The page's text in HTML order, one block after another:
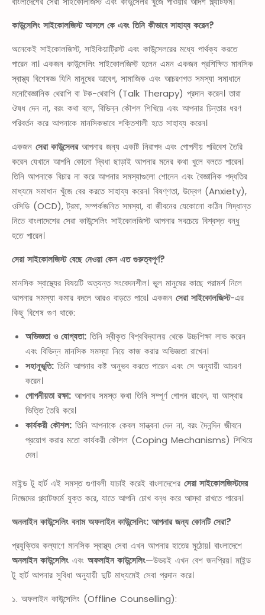
কাউন্সেলিং সাইকোলজিস্ট আসলে কে এবং তিনি কীভাবে সাহায্য করেন?
অনেকেই সাইকোলজিস্ট, সাইকিয়াট্রিস্ট এবং কাউন্সেলরের মধ্যে পার্থক্য করতে
পারেন না। একজন কাউন্সেলিং সাইকোলজিস্ট হলেন এমন একজন প্রশিক্ষিত মানসিক
স্বাস্থ্য বিশেষজ্ঞ যিনি মানুষের আবেগ, সামাজিক এবং আচরণগত সমস্যা সমাধানে
মনোবৈজ্ঞানিক থেরাপি বা টক-থেরাপি (Talk Therapy) প্রদান করেন। তারা
ঔষধ দেন না, বরং কথা বলে, বিভিন্ন কৌশল শিখিয়ে এবং আপনার চিন্তার ধরণ
পরিবর্তন করে আপনাকে মানসিকভাবে শক্তিশালী হতে সাহায্য করেন।
একজন সেরা কাউন্সেলরআপনার জন্য একটি নিরাপদ এবং গোপনীয় পরিবেশ তৈরি
করেন যেখানে আপনি কোনো দ্বিধা ছাড়াই আপনার মনের কথা খুলে বলতে পারেন।
তিনি আপনাকে বিচার না করে আপনার সমস্যাগুলো শোনেন এবং বৈজ্ঞানিক পদ্ধতির
মাধ্যমে সমাধান খুঁজে বের করতে সাহায্য করেন। বিষণ্ণতা, উদ্বেগ (Anxiety),
ওসিডি (OCD), ট্রমা, সম্পর্কজনিত সমস্যা, বা জীবনের যেকোনো কঠিন সিদ্ধান্ত
নিতে বাংলাদেশের সেরা কাউন্সেলিং সাইকোলজিস্ট আপনার সবচেয়ে বিশ্বস্ত বন্ধু
হতে পারেন।
সেরা সাইকোলজিস্ট বেছে নেওয়া কেন এত গুরুত্বপূর্ণ?
মানসিক স্বাস্থ্যের বিষয়টি অত্যন্ত সংবেদনশীল। ভুল মানুষের কাছে পরামর্শ নিলে
আপনার সমস্যা কমার বদলে আরও বাড়তে পারে। একজন সেরা সাইকোলজিস্ট-এর
কিছু বিশেষ গুণ থাকে:
অভিজ্ঞতা ও যোগ্যতা:তিনি স্বীকৃত বিশ্ববিদ্যালয় থেকে উচ্চশিক্ষা লাভ করেন
এবং বিভিন্ন মানসিক সমস্যা নিয়ে কাজ করার অভিজ্ঞতা রাখেন।
সহানুভূতি:তিনি আপনার কষ্ট অনুভব করতে পারেন এবং সে অনুযায়ী আচরণ
করেন।
গোপনীয়তা রক্ষা:আপনার সমস্ত কথা তিনি সম্পূর্ণ গোপন রাখেন, যা আস্থার
ভিত্তি তৈরি করে।
কার্যকরী কৌশল:তিনি আপনাকে কেবল সান্ত্বনা দেন না, বরং দৈনন্দিন জীবনে
প্রয়োগ করার মতো কার্যকরী কৌশল (Coping Mechanisms) শিখিয়ে
দেন।
মাইন্ড টু হার্ট এই সমস্ত গুণাবলী যাচাই করেই বাংলাদেশের সেরা সাইকোলজিস্টদের
নিজেদের প্ল্যাটফর্মে যুক্ত করে, যাতে আপনি চোখ বন্ধ করে আস্থা রাখতে পারেন।
অনলাইন কাউন্সেলিং বনাম অফলাইন কাউন্সেলিং: আপনার জন্য কোনটি সেরা?
প্রযুক্তির কল্যাণে মানসিক স্বাস্থ্য সেবা এখন আপনার হাতের মুঠোয়। বাংলাদেশে
অনলাইন কাউন্সেলিং এবং অফলাইন কাউন্সেলিং—উভয়ই এখন বেশ জনপ্রিয়। মাইন্ড
টু হার্ট আপনার সুবিধা অনুযায়ী দুটি মাধ্যমেই সেবা প্রদান করে।
১. অফলাইন কাউন্সেলিং (Offline Counselling):